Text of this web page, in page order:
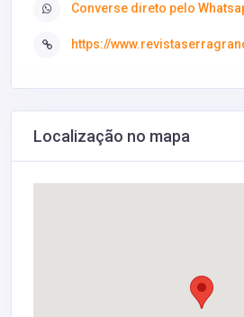
Converse direto pelo
https://
Localização no mapa